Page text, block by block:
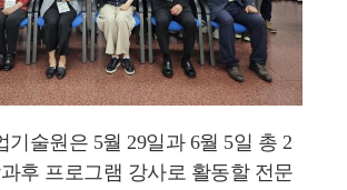
기술원은 5월 29일과 6월 5일 총 2
후 프로그램 강사로 활동할 전문